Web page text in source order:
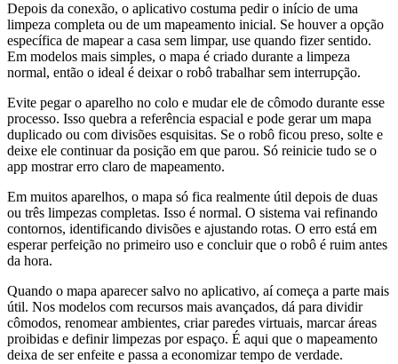
Depois da conexão, o aplicativo costuma pedir o início de uma
limpeza completa ou de um mapeamento inicial. Se houver a opção
específica de mapear a casa sem limpar, use quando fizer sentido.
Em modelos mais simples, o mapa é criado durante a limpeza
normal, então o ideal é deixar o robô trabalhar sem interrupção.
Evite pegar o aparelho no colo e mudar ele de cômodo durante esse
processo. Isso quebra a referência espacial e pode gerar um mapa
duplicado ou com divisões esquisitas. Se o robô ficou preso, solte e
deixe ele continuar da posição em que parou. Só reinicie tudo se o
app mostrar erro claro de mapeamento.
Em muitos aparelhos, o mapa só fica realmente útil depois de duas
ou três limpezas completas. Isso é normal. O sistema vai refinando
contornos, identificando divisões e ajustando rotas. O erro está em
esperar perfeição no primeiro uso e concluir que o robô é ruim antes
da hora.
Quando o mapa aparecer salvo no aplicativo, aí começa a parte mais
útil. Nos modelos com recursos mais avançados, dá para dividir
cômodos, renomear ambientes, criar paredes virtuais, marcar áreas
proibidas e definir limpezas por espaço. É aqui que o mapeamento
deixa de ser enfeite e passa a economizar tempo de verdade.